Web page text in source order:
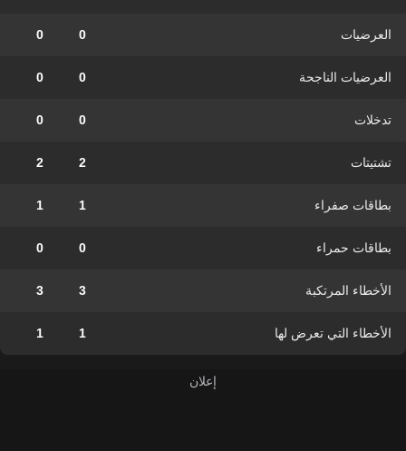
العرضيات 0
0
العرضيات الناجحة 0
0
تدخلات 0
0
تشتيتات 2
2
بطاقات صفراء 1
1
بطاقات حمراء 0
0
الأخطاء المرتكبة 3
3
الأخطاء التي تعرض لها 1
1